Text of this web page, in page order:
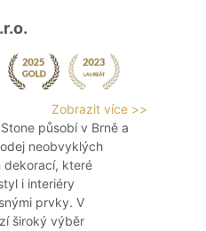
Zobrazit více >>
působí v Brně a
neobvyklých
dekorací, které
i interiéry
prvky. V
široký výběr